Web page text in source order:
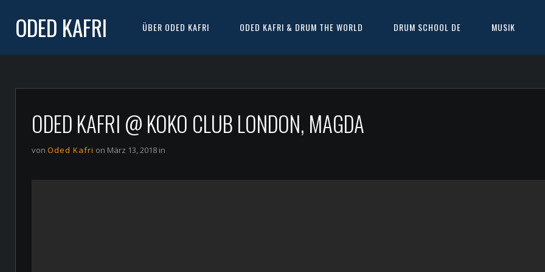
ODED KAFRI ÜBER ODED KAFRI ODED KAFRI & DRUM THE WORLD DRUM SCHOOL DE MUSIK
ODED KAFRI @ KOKO CLUB LONDON, MAGDA
von Oded Kafri on März 13, 2018 in